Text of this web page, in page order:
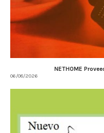
NETHOME
06/08/2026